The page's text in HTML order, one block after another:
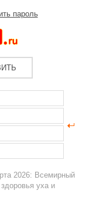
пароль
2026: Всемирный
уха и